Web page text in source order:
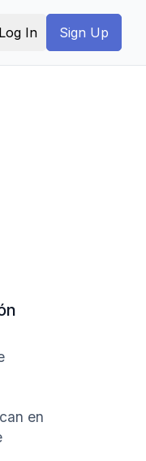
Log In Sign Up
en